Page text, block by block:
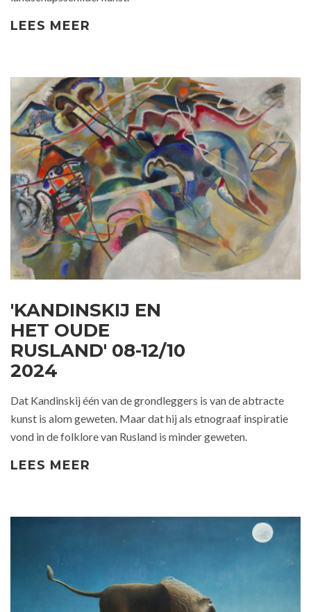
LEES MEER
'KANDINSKIJ EN
HET OUDE
RUSLAND' 08-12/10
2024
Dat Kandinskij één van de grondleggers is van de abtracte
kunst is alom geweten. Maar dat hij als etnograaf inspiratie
vond in de folklore van Rusland is minder geweten.
LEES MEER